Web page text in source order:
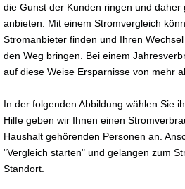
die Gunst der Kunden ringen und daher
anbieten. Mit einem Stromvergleich
Stromanbieter finden und Ihren
den Weg bringen. Bei einem
auf diese Weise Ersparnisse von mehr
In der folgenden Abbildung wählen Sie
Hilfe geben wir Ihnen einen
Haushalt gehörenden Personen an.
"Vergleich starten" und gelangen zum
Standort.